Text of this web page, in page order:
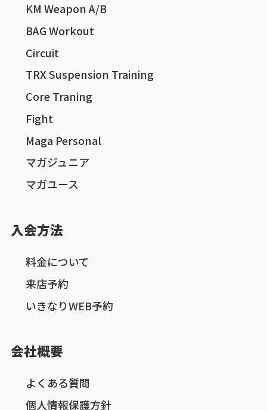
KM Weapon A/B
BAG Workout
Circuit
TRX Suspension Training
Core Traning
Fight
Maga Personal
マガジュニア
マガユース
入会方法
料金について
来店予約
いきなりWEB予約
会社概要
よくある質問
個人情報保護方針